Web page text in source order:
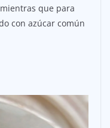
que para
con azúcar común